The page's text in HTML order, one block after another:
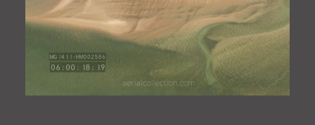
CARTE
COLLECTIONS